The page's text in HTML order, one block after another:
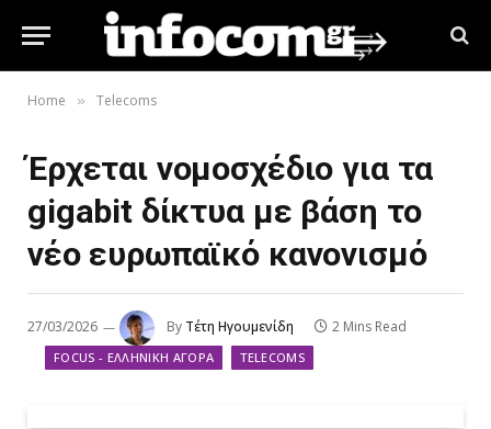
Home » Telecoms
Έρχεται νομοσχέδιο για τα
gigabit δίκτυα με βάση το
νέο ευρωπαϊκό κανονισμό
27/03/2026 By Τέτη Ηγουμενίδη 2 Mins Read
FOCUS - ΕΛΛΗΝΙΚΉ ΑΓΟΡΆ TELECOMS